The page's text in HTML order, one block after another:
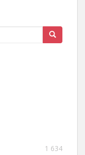
1 634